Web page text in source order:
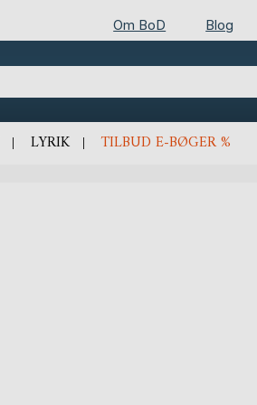
Om BoD Blog
LYRIK TILBUD E-BØGER %